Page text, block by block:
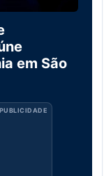
em São
PUBLICIDADE